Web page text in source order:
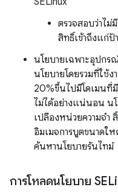
ตรวจสอบว่าไม่
สิทธิ์เข้าถึงแก่ป้
นโยบายเฉพาะอุปกร
นโยบายโดยรวมที่ใช้
20%ขึ้นไปมีโดเมนที่
ไม่ได้อย่างแน่นอน น
เปลืองหน่วยความจํา
อิมเมจการบูตขนาดใ
ค้นหานโยบายรันไทม์
การโหลดนโยบาย